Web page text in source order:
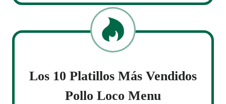
Los 10 Platillos Más Vendidos
Pollo Loco Menu